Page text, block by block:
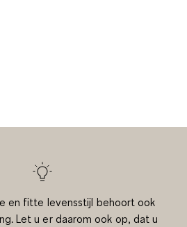
en fitte levensstijl behoort ook
Let u er daarom ook op, dat u